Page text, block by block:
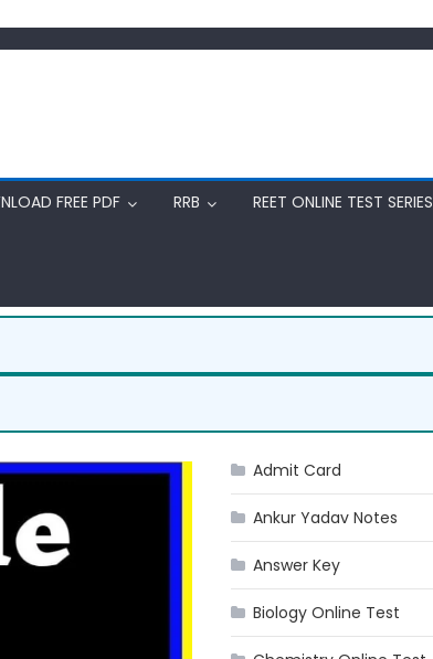
FREE PDF RRB REET ONLINE TEST SERIES
Admit Card
Ankur Yadav Notes
Answer Key
Biology Online Test